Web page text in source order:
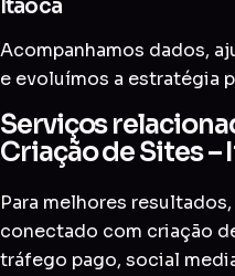
Itaóca
Acompanhamos dados,
e evoluímos a estratégia
Serviços
Criação de Sites –
Para melhores
conectado com criação
tráfego pago, social